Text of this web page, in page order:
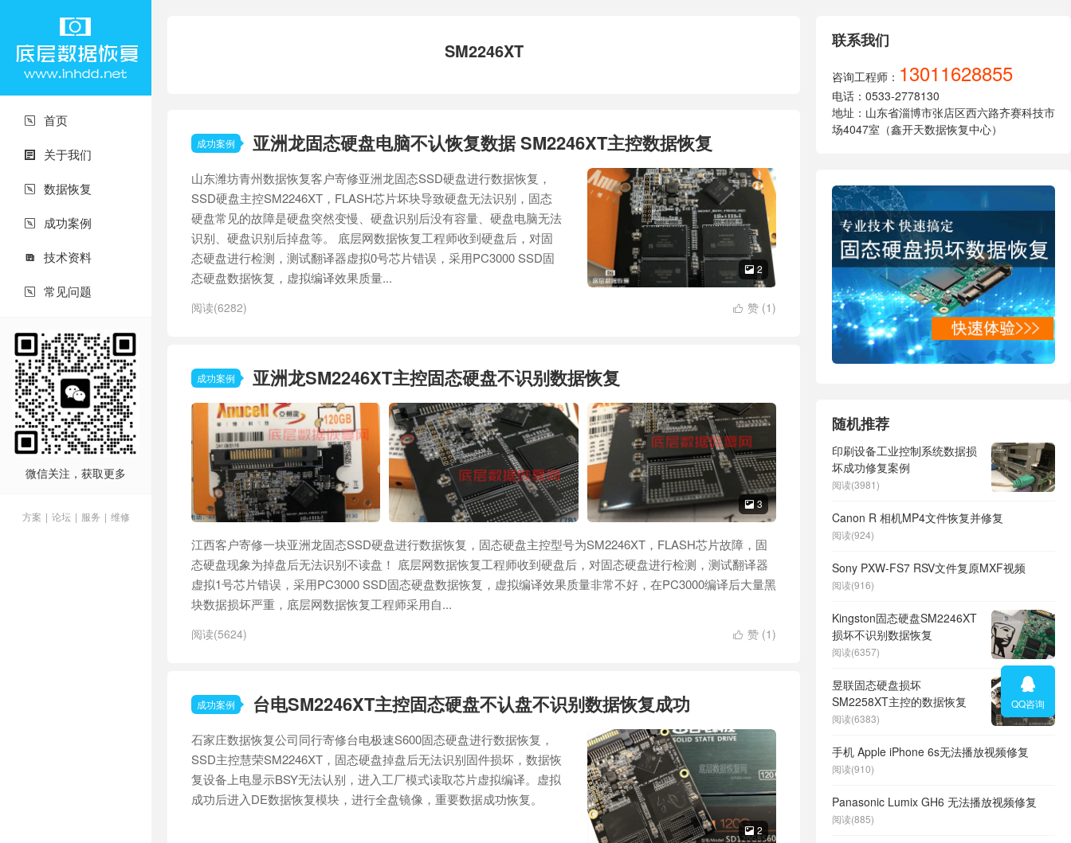
 首页
 关于我们
 数据恢复
 成功案例
 技术资料
 常见问题
微信关注，获取更多
方案 | 论坛 | 服务 | 维修
SM2246XT
成功案例 亚洲龙固态硬盘电脑不认恢复数据 SM2246XT主控数据恢复
 2
山东潍坊青州数据恢复客户寄修亚洲龙固态SSD硬盘进行数据恢复，
SSD硬盘主控SM2246XT，FLASH芯片坏块导致硬盘无法识别，固态
硬盘常见的故障是硬盘突然变慢、硬盘识别后没有容量、硬盘电脑无法
识别、硬盘识别后掉盘等。 底层网数据恢复工程师收到硬盘后，对固
态硬盘进行检测，测试翻译器虚拟0号芯片错误，采用PC3000 SSD固
态硬盘数据恢复，虚拟编译效果质量...
 赞 (1)
阅读(6282)
成功案例 亚洲龙SM2246XT主控固态硬盘不识别数据恢复
 3
江西客户寄修一块亚洲龙固态SSD硬盘进行数据恢复，固态硬盘主控型号为SM2246XT，FLASH芯片故障，固
态硬盘现象为掉盘后无法识别不读盘！ 底层网数据恢复工程师收到硬盘后，对固态硬盘进行检测，测试翻译器
虚拟1号芯片错误，采用PC3000 SSD固态硬盘数据恢复，虚拟编译效果质量非常不好，在PC3000编译后大量黑
块数据损坏严重，底层网数据恢复工程师采用自...
 赞 (1)
阅读(5624)
成功案例 台电SM2246XT主控固态硬盘不认盘不识别数据恢复成功
 2
石家庄数据恢复公司同行寄修台电极速S600固态硬盘进行数据恢复，
SSD主控慧荣SM2246XT，固态硬盘掉盘后无法识别固件损坏，数据恢
复设备上电显示BSY无法认别，进入工厂模式读取芯片虚拟编译。虚拟
成功后进入DE数据恢复模块，进行全盘镜像，重要数据成功恢复。
联系我们
咨询工程师： 13011628855
电话：0533-2778130
地址：山东省淄博市张店区西六路齐赛科技市
场4047室（鑫开天数据恢复中心）
随机推荐
印刷设备工业控制系统数据损
坏成功修复案例
阅读(3981)
Canon R 相机MP4文件恢复并修复
阅读(924)
Sony PXW-FS7 RSV文件复原MXF视频
阅读(916)
Kingston固态硬盘SM2246XT
损坏不识别数据恢复
阅读(6357)
昱联固态硬盘损坏
SM2258XT主控的数据恢复
阅读(6383)
手机 Apple iPhone 6s无法播放视频修复
阅读(910)
Panasonic Lumix GH6 无法播放视频修复
阅读(885)

QQ咨询